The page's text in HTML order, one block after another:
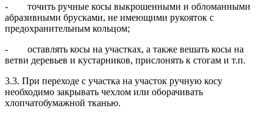
- точить ручные косы выкрошенными и обломанными
абразивными брусками, не имеющими рукояток с
предохранительным кольцом;
- оставлять косы на участках, а также вешать косы на
ветви деревьев и кустарников, прислонять к стогам и т.п.
3.3. При переходе с участка на участок ручную косу
необходимо закрывать чехлом или оборачивать
хлопчатобумажной тканью.